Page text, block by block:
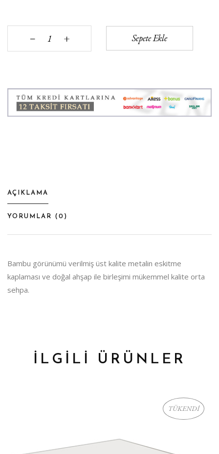
‒ + Sepete Ekle
AÇIKLAMA
YORUMLAR ( 0 )
Bambu görünümü verilmiş üst kalite metalin eskitme
kaplaması ve doğal ahşap ile birleşimi mükemmel kalite orta
sehpa.
İLGİLİ ÜRÜNLER
TÜKENDİ